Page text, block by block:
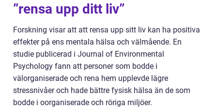
”rensa upp ditt liv”
Forskning visar att att rensa upp sitt liv kan ha positiva
effekter på ens mentala hälsa och välmående. En
studie publicerad i Journal of Environmental
Psychology fann att personer som bodde i
välorganiserade och rena hem upplevde lägre
stressnivåer och hade bättre fysisk hälsa än de som
bodde i oorganiserade och röriga miljöer.